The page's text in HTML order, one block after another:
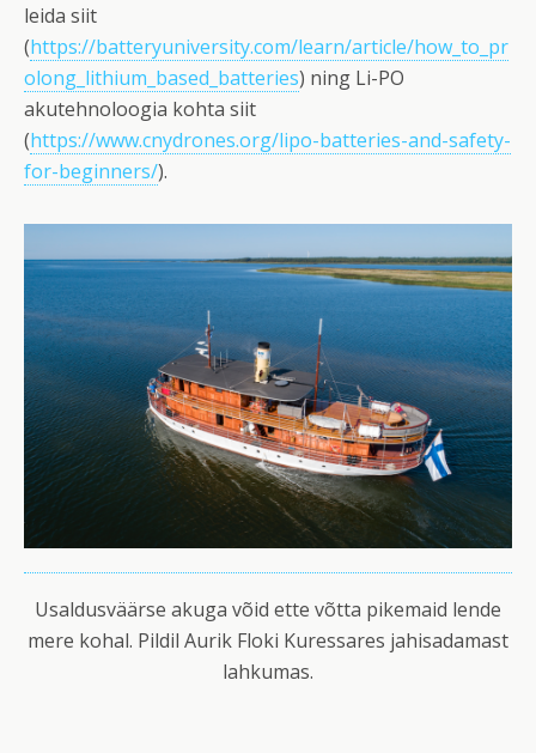
leida siit
(https://batteryuniversity.com/learn/article/how_to_pr
olong_lithium_based_batteries) ning Li-PO
akutehnoloogia kohta siit
(https://www.cnydrones.org/lipo-batteries-and-safety-
for-beginners/).
Usaldusväärse akuga võid ette võtta pikemaid lende
mere kohal. Pildil Aurik Floki Kuressares jahisadamast
lahkumas.